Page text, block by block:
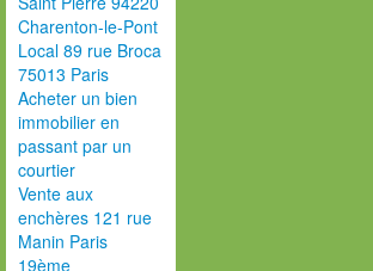
Charenton-le-Pont
Local 89 rue Broca
75013 Paris
Acheter un bien
immobilier en
passant par un
courtier
Vente aux
enchères 121 rue
Manin Paris
19ème